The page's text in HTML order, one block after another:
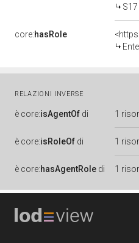
S17
core:hasRole
RELAZIONI INVERSE
è core:isAgentOf di 1
è core:isRoleOf di 1
è core:hasAgentRole di 1